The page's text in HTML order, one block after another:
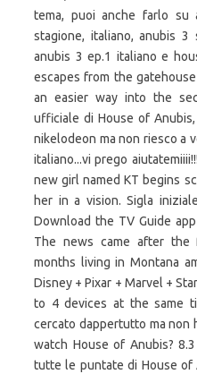
tema, puoi anche farlo su
stagione, italiano, anubis 3
anubis 3 ep.1 italiano e
escapes from the
an easier way into the
ufficiale di House of
nikelodeon ma non riesco a
italiano...vi prego
new girl named KT begins
her in a vision. Sigla
Download the TV Guide
The news came after the
months living in Montana
Disney + Pixar + Marvel +
to 4 devices at the same
cercato dappertutto ma non
watch House of Anubis?
tutte le puntate di House of